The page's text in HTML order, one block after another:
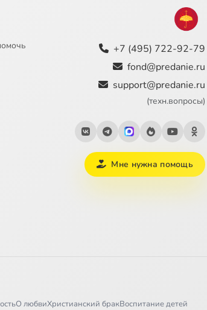
+7 (495) 722-92-79
fond@predanie.ru
support@predanie.ru
(техн.вопросы)
Мне нужна помощь
О любвиХристианский бракВоспитание детей